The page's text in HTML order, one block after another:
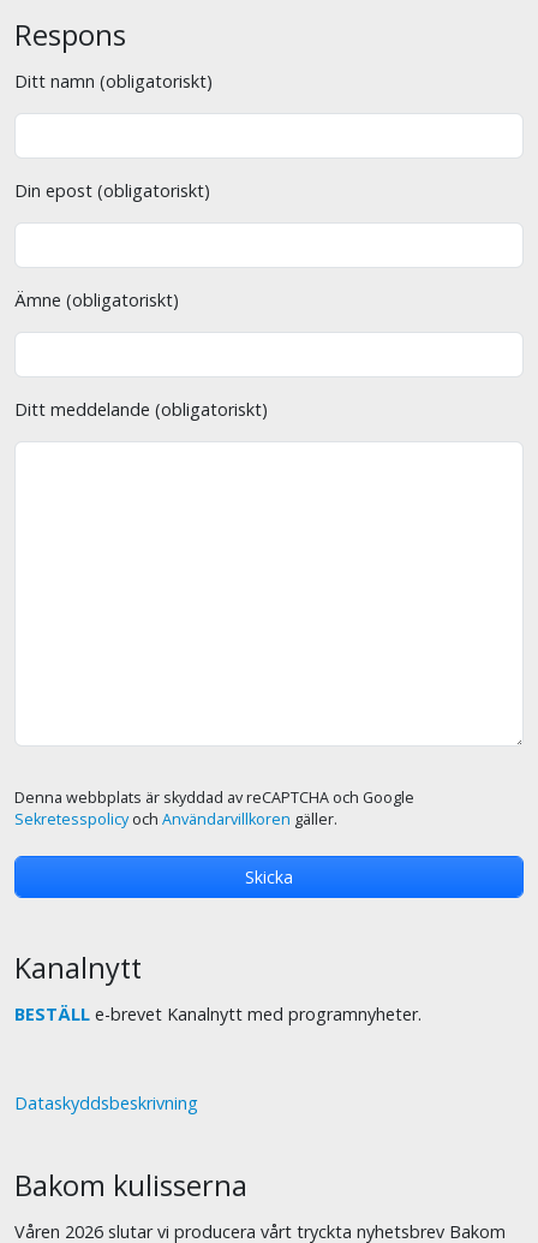
Respons
Ditt namn (obligatoriskt)
Din epost (obligatoriskt)
Ämne (obligatoriskt)
Ditt meddelande (obligatoriskt)
Denna webbplats är skyddad av reCAPTCHA och Google
Sekretesspolicyoch Användarvillkoren gäller.
Kanalnytt
BESTÄLL e-brevet Kanalnytt med programnyheter.
Dataskyddsbeskrivning
Bakom kulisserna
Våren 2026 slutar vi producera vårt tryckta nyhetsbrev Bakom